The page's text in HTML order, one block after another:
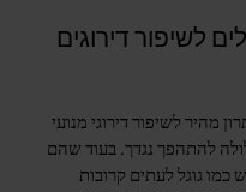
לשיפור דירוגים
מהיר לשיפור דירוגי מנועי
להתהפך נגדך. בעוד שהם
כמו גוגל לעתים קרובות